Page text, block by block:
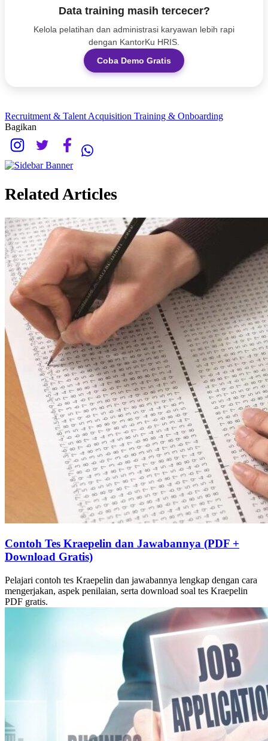
Data training masih tercecer?
Kelola pelatihan dan administrasi karyawan lebih rapi
dengan KantorKu HRIS.
Coba Demo Gratis
Recruitment & Talent Acquisition Training & Onboarding
Bagikan
Related Articles
Contoh Tes Kraepelin dan Jawabannya (PDF +
Download Gratis)
Pelajari contoh tes Kraepelin dan jawabannya lengkap dengan cara
mengerjakan, aspek penilaian, serta download soal tes Kraepelin
PDF gratis.